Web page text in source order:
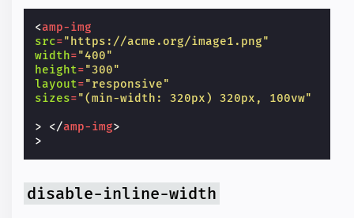
<amp-img
src="https://acme.org/image1.png"
width="400"
height="300"
layout="responsive"
sizes="(min-width: 320px) 320px, 100vw"
> </amp-img>
disable-inline-width